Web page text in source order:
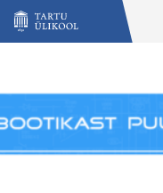
Liigu edasi põhisisu juurde